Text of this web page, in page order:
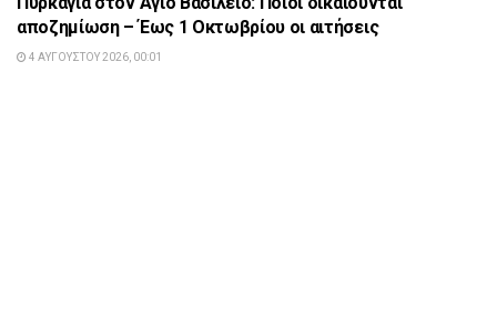
αποζημίωση – Έως 1 Οκτωβρίου οι αιτήσεις
4 ΑΥΓΟΎΣΤΟΥ 2026, 00:01